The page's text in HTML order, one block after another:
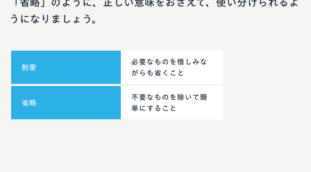
「省略」のように、正しい意味をおさえて、使い分けられるよ
うになりましょう。
割愛
必要なものを惜しみな
がらも省くこと
省略
不要なものを除いて簡
単にすること